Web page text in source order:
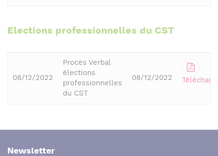
Elections professionnelles du CST
08/12/2022
Procès Verbal
élections
professionnelles
du CST
08/12/2022
Newsletter